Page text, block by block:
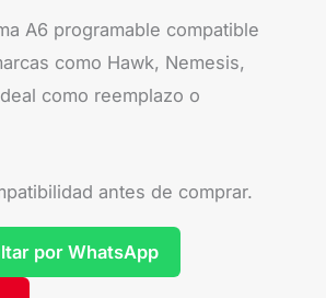
A6 programable compatible
como Hawk, Nemesis,
como reemplazo o
antes de comprar.
por WhatsApp